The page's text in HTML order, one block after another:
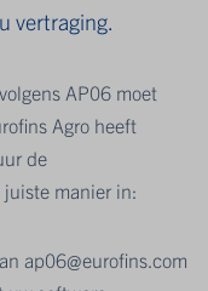
vertraging.
AP06 moet
Agro heeft
de
manier in: